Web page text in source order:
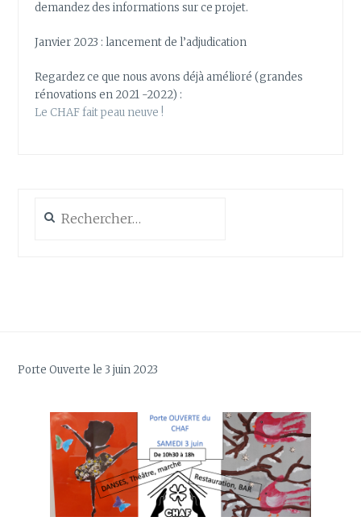
demandez des informations sur ce projet.
Janvier 2023 : lancement de l’adjudication
Regardez ce que nous avons déjà amélioré (grandes
rénovations en 2021 -2022) :
Le CHAF fait peau neuve !
Porte Ouverte le 3 juin 2023